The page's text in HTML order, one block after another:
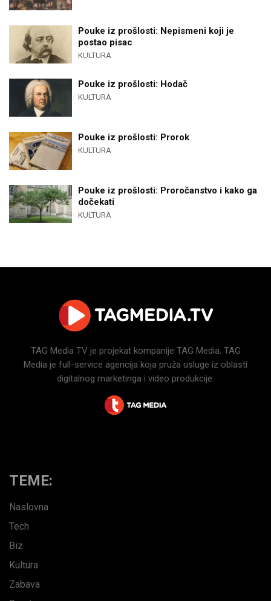
Pouke iz prošlosti: Nepismeni koji je
postao pisac
KULTURA
Pouke iz prošlosti: Hodač
KULTURA
Pouke iz prošlosti: Prorok
KULTURA
Pouke iz prošlosti: Proročanstvo i kako ga
dočekati
KULTURA
TAG Media TV je projekat kompanije TAG Media. TAG
Media je full-service agencija koja pruža usluge iz oblasti
digitalnog marketinga i video produkcije.
TEME:
Naslovna
Tech
Biz
Kultura
Zabava